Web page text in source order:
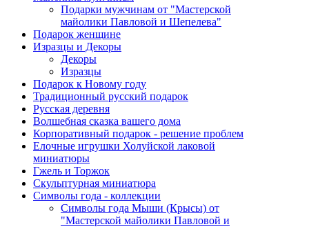
Подарки мужчинам от "Мастерской
майолики Павловой и Шепелева"
Подарок женщине
Изразцы и Декоры
Декоры
Изразцы
Подарок к Новому году
Традиционный русский подарок
Русская деревня
Волшебная сказка вашего дома
Корпоративный подарок - решение проблем
Елочные игрушки Холуйской лаковой
миниатюры
Гжель и Торжок
Скульптурная миниатюра
Символы года - коллекции
Символы года Мыши (Крысы) от
"Мастерской майолики Павловой и